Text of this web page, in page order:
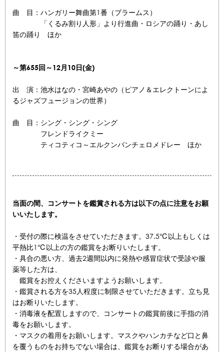
曲 目：ハンガリー舞曲第1番（ブラームス）
「くるみ割り人形」より行進曲・ロシアの踊り・あし
笛の踊り ほか
～第655回～12月10日(金)
出 演：池水はなの・宮崎あやの（ピアノ＆エレクトーンによ
るジャズフュージョンの世界）
曲 目：シング・シング・シング
フレンドライクミー
ティコティコ～エルクンバンチェロメドレー ほか
当面の間、コンサートを鑑賞される方は以下の点に注意をお願
いいたします。
・受付の際に検温をさせていただきます。37.5℃以上もしくは
平熱比1℃以上の方の鑑賞をお断りいたします。
・具合の悪い方、過去2週間以内に発熱や感冒症状で受診や服
薬等した方は、
鑑賞をお控えくださいますようお願いします。
・鑑賞される方を35人程度に制限させていただきます。立ち見
はお断りいたします。
・消毒液を配置しますので、コンサートの鑑賞前後に手指の消
毒をお願いします。
・マスクの着用をお願いします。マスクやハンカチなど口と鼻
を覆うものをお持ちでない場合は、鑑賞をお断りする場合があ